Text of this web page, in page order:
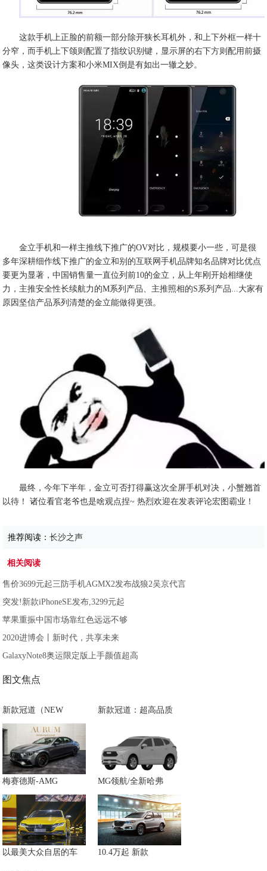
这款手机上正脸的前额一部分除开狭长耳机外，和上下外框一样十
分窄，而手机上下颌则配置了指纹识别键，显示屏的右下方则配用前摄
像头，这类设计方案和小米MIX倒是有如出一辙之妙。
金立手机和一样主推线下推广的OV对比，规模要小一些，可是很
多年深耕细作线下推广的金立和别的互联网手机品牌知名品牌对比优点
要更为显著，中国销售量一直位列前10的金立，从上年刚开始相继使
力，主推安全性长续航力的M系列产品、主推照相的S系列产品...大家有
原因坚信产品系列清楚的金立能做得更强。
最终，今年下半年，金立可否打得赢这次全屏手机对决，小蟹翘首
以待！ 诸位看官老爷也是啥观点捏~ 热烈欢迎在发表评论宏图霸业！
推荐阅读：长沙之声
相关阅读
售价3699元起三防手机AGMX2发布战狼2吴京代言
突发!新款iPhoneSE发布,3299元起
苹果重振中国市场靠红色远远不够
2020进博会丨新时代，共享未来
GalaxyNote8奥运限定版上手颜值超高
图文焦点
新款冠道（NEW 新款冠道：超高品质
梅赛德斯-AMG MG领航/全新哈弗
以最美大众自居的车 10.4万起 新款